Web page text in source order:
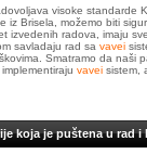
visoke standarde
iz Brisela, možemo biti
izvedenih radova, imaju
savladaju rad sa vavei
Smatramo da naši
vavei sistem,
koja je puštena u rad